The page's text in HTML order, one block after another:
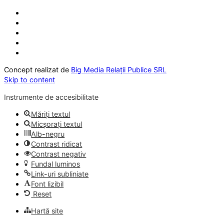
Concept realizat de Big Media Relații Publice SRL
Skip to content
Instrumente de accesibilitate
Măriți textul
Micșorați textul
Alb-negru
Contrast ridicat
Contrast negativ
Fundal luminos
Link-uri subliniate
Font lizibil
Reset
Hartă site